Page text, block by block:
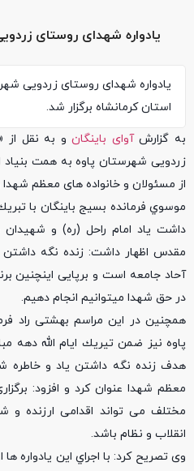
یادواره شهدای روستای
یادواره شهدای روستای زردویی
استان کرمانشاه برگزار شد.
به گزارشآوای باینگان
زردویی شهرستان پاوه به همت
از مسئولان و خانواده های معظم شهدا و
موسوي فرمانده بسيج باينگان با
داشت ياد امام راحل (ره) و
مقدس اظهار داشت: زنده نگه
آحاد جامعه است و برپايی اینچنين
در حق شهدا ميتوانيم انجام دهيم.
همچنین در این مراسم بهشتی راد
پاوه نیز ضمن تيريك ايام الله دهه
هدف زنده نگه داشتن ياد و خاطره
معظم شهدا عنوان کرد و افزود:
مختلف می تواند اقدامی ارزنده و
انقلاب و نظام باشد.
وی تصریح کرد: با اجراي اين یادواره